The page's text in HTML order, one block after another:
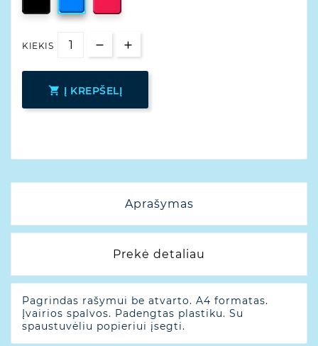
KIEKIS
 Į KREPŠELĮ
Aprašymas
Prekė detaliau
Pagrindas rašymui be atvarto. A4 formatas.
Įvairios spalvos. Padengtas plastiku. Su
spaustuvėliu popieriui įsegti.